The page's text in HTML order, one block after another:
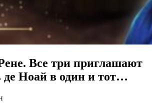
Все три приглашают
де Ноай в один и тот…